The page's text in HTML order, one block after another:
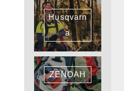
Husqvarn
a
ZENOAH